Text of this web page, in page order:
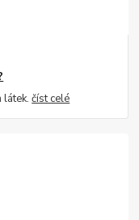
látek.číst celé